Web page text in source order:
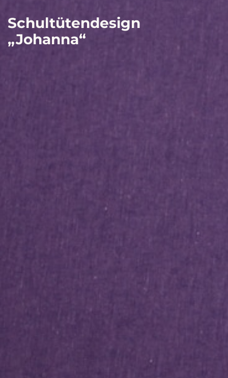
Schultütendesign
„Johanna“